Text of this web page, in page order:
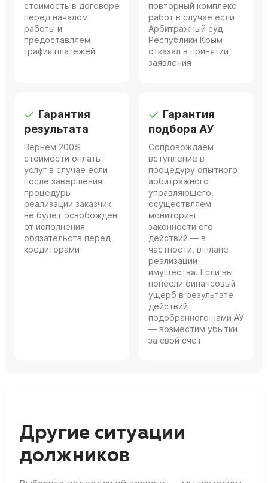
стоимость в договоре
перед началом
работы и
предоставляем
график платежей
повторный комплекс
работ в случае если
Арбитражный суд
Республики Крым
отказал в принятии
заявления
Гарантия
результата
Вернем 200%
стоимости оплаты
услуг в случае если
после завершения
процедуры
реализации заказчик
не будет освобожден
от исполнения
обязательств перед
кредиторами
Гарантия
подбора АУ
Сопровождаем
вступление в
процедуру опытного
арбитражного
управляющего,
осуществляем
мониторинг
законности его
действий — в
частности, в плане
реализации
имущества. Если вы
понесли финансовый
ущерб в результате
действий
подобранного нами АУ
— возместим убытки
за свой счет
Другие ситуации
должников